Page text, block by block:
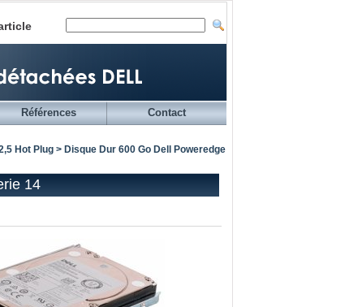
Références Contact
Hot Plug > Disque Dur 600 Go Dell Poweredge
14